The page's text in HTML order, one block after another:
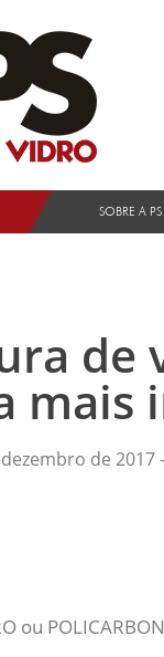
SOBRE A
de
mais
de 2017 -
ou